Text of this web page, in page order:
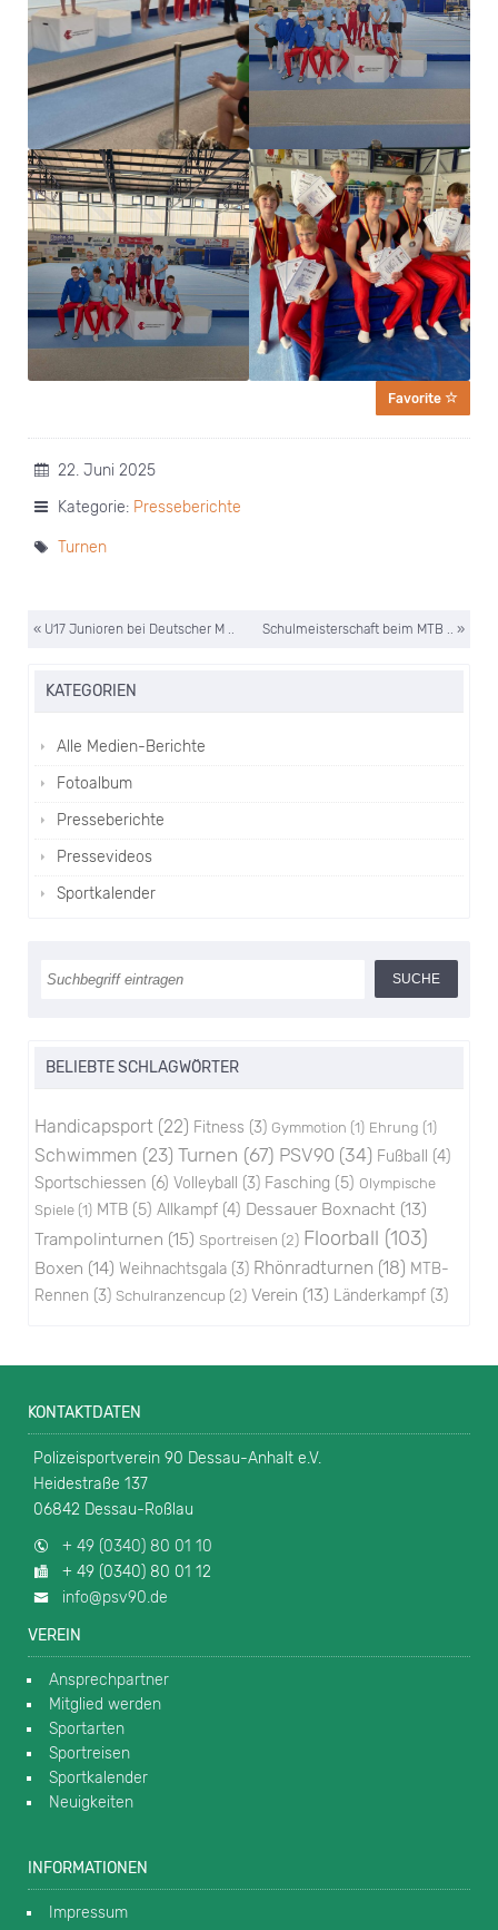
Favorite
22. Juni 2025
Kategorie: Presseberichte
Turnen
« U17 Junioren bei Deutscher M .. Schulmeisterschaft beim MTB .. »
KATEGORIEN
Alle Medien-Berichte
Fotoalbum
Presseberichte
Pressevideos
Sportkalender
BELIEBTE SCHLAGWÖRTER
Handicapsport (22) Fitness (3) Gymmotion (1) Ehrung (1)
Schwimmen (23) Turnen (67) PSV90 (34) Fußball (4)
Sportschiessen (6) Volleyball (3) Fasching (5) Olympische
Spiele (1) MTB (5) Allkampf (4) Dessauer Boxnacht (13)
Trampolinturnen (15) Sportreisen (2) Floorball (103)
Boxen (14) Weihnachtsgala (3) Rhönradturnen (18) MTB-
Rennen (3) Schulranzencup (2) Verein (13) Länderkampf (3)
KONTAKTDATEN
Polizeisportverein 90 Dessau-Anhalt e.V.
Heidestraße 137
06842 Dessau-Roßlau
+ 49 (0340) 80 01 10
+ 49 (0340) 80 01 12
info@psv90.de
VEREIN
Ansprechpartner
Mitglied werden
Sportarten
Sportreisen
Sportkalender
Neuigkeiten
INFORMATIONEN
Impressum